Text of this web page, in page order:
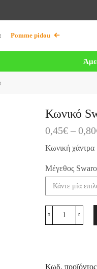
Pomme pidou
Κωνικό
0,45€ – 0,80
Κωνική χάντρα
Μέγεθος
Κωδ.